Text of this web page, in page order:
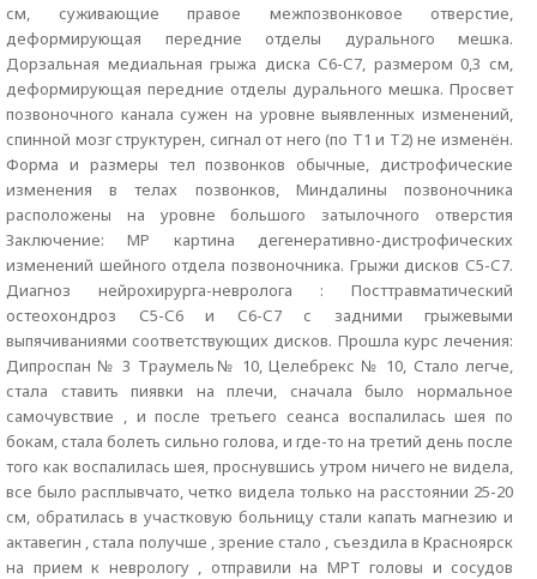
см, суживающие правое межпозвонковое отверстие,
деформирующая передние отделы дурального мешка.
Дорзальная медиальная грыжа диска С6-С7, размером 0,3 см,
деформирующая передние отделы дурального мешка. Просвет
позвоночного канала сужен на уровне выявленных изменений,
спинной мозг структурен, сигнал от него (по Т1 и Т2) не изменён.
Форма и размеры тел позвонков обычные, дистрофические
изменения в телах позвонков, Миндалины позвоночника
расположены на уровне большого затылочного отверстия
Заключение: МР картина дегенеративно-дистрофических
изменений шейного отдела позвоночника. Грыжи дисков С5-С7.
Диагноз нейрохирурга-невролога : Посттравматический
остеохондроз С5-С6 и С6-С7 с задними грыжевыми
выпячиваниями соответствующих дисков. Прошла курс лечения:
Дипроспан № 3 Траумель№ 10, Целебрекс № 10, Стало легче,
стала ставить пиявки на плечи, сначала было нормальное
самочувствие , и после третьего сеанса воспалилась шея по
бокам, стала болеть сильно голова, и где-то на третий день после
того как воспалилась шея, проснувшись утром ничего не видела,
все было расплывчато, четко видела только на расстоянии 25-20
см, обратилась в участковую больницу стали капать магнезию и
актавегин , стала получше , зрение стало , съездила в Красноярск
на прием к неврологу , отправили на МРТ головы и сосудов